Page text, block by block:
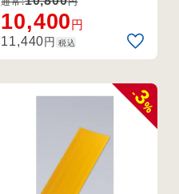
度。カプセルプリズム型
高輝度反射シート。
10,400円
11,440円 税込
-
3
%